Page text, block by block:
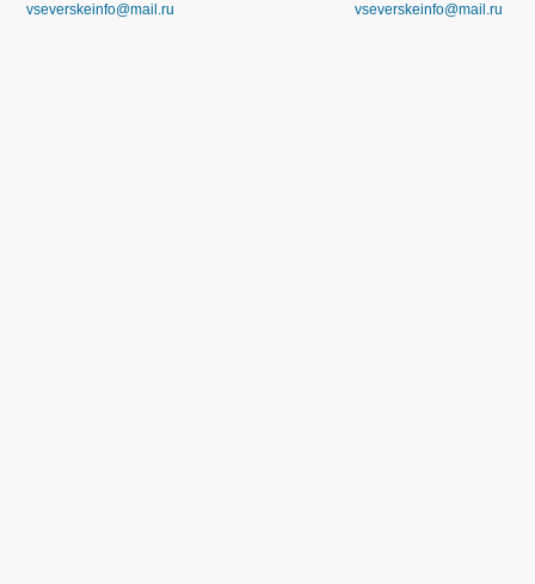
vseverskeinfo@mail.ru
vseverskeinfo@mail.ru